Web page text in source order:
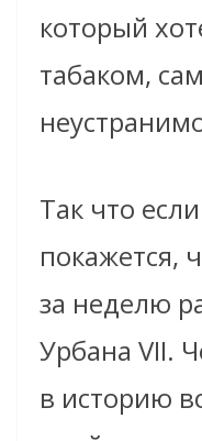
который
табаком,
Так что
покажется,
за неделю
Урбана VII.
в историю